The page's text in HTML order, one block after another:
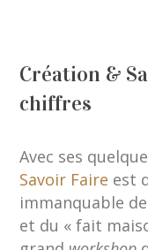
Création &
chiffres
Avec ses
Savoir Faire est
immanquable
et du « fait